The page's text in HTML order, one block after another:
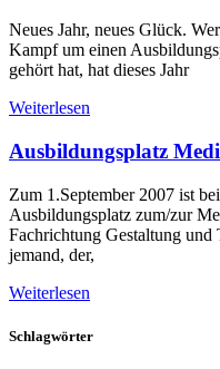
Neues Jahr, neues Glück.
Kampf um einen
gehört hat, hat dieses Jahr
Weiterlesen
Ausbildungsplatz
Zum 1.September 2007 ist
Ausbildungsplatz zum/zur
Fachrichtung Gestaltung und
jemand, der,
Weiterlesen
Schlagwörter